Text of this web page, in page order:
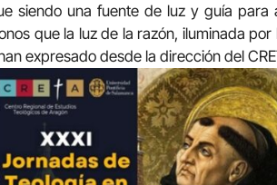
siendo una fuente de luz y guía para
que la luz de la razón, iluminada
expresado desde la dirección del